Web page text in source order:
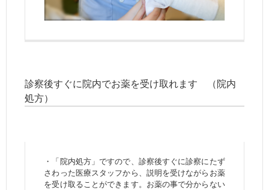
診察後すぐに院内でお薬を受け取れます （院内
処方）
・「院内処方」ですので、診察後すぐに診察にたず
さわった医療スタッフから、説明を受けながらお薬
を受け取ることができます。お薬の事で分からない